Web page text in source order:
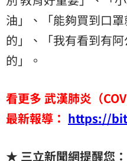
油」、「能夠買到口
的」、「我有看到有
的」。
看更多 武漢肺炎（
最新報導： https://
★ 三立新聞網提醒您：